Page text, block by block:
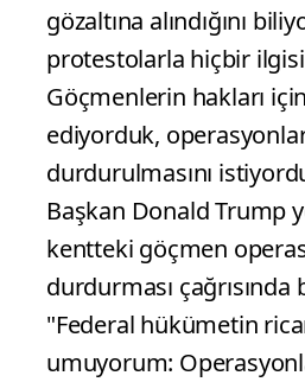
gözaltına alındığını
protestolarla hiçbir
Göçmenlerin hakları
ediyorduk,
durdurulmasını
Başkan Donald Trump
kentteki göçmen
durdurması çağrısında
"Federal hükümetin
umuyorum: